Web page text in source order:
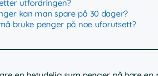
utfordringen?
kan man spare på 30 dager?
bruke penger på noe uforutsett?